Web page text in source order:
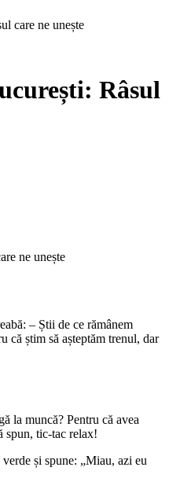
care ne unește
Râsul
– Știi de ce rămânem
că știm să așteptăm trenul, dar
la muncă? Pentru că avea
spun, tic-tac relax!
și spune: „Miau, azi eu